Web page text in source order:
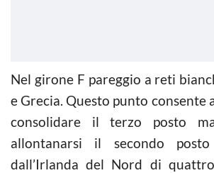
Nel girone F pareggio a reti
e Grecia. Questo punto consente
consolidare il terzo posto
allontanarsi il secondo posto
dall’Irlanda del Nord di